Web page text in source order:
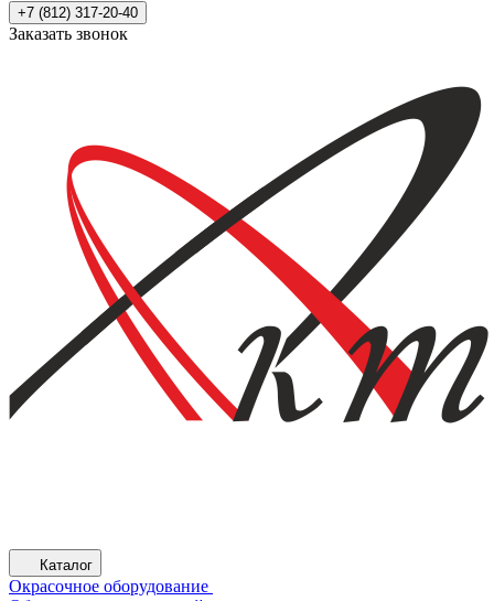
+7 (812) 317-20-40
Заказать звонок
Каталог
Окрасочное оборудование